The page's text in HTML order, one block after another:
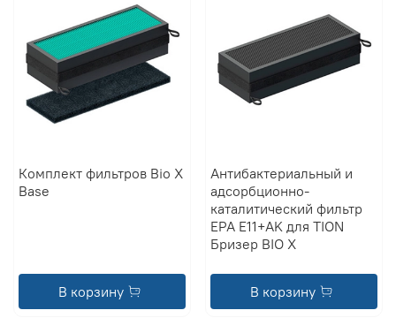
Комплект фильтров Bio X
Base
В корзину
Антибактериальный и
адсорбционно-
каталитический фильтр
EPA E11+AK для TION
Бризер BIO X
В корзину